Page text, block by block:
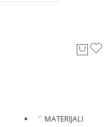
MATERIJALI